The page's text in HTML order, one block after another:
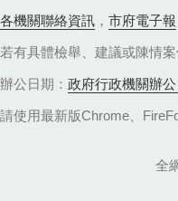
各機關聯絡資訊 ， 市府電子報
若有具體檢舉、建議或陳情
辦公日期： 政府行政機關辦
請使用最新版Chrome、
全